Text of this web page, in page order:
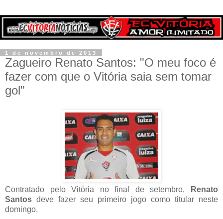
1 de novembro de 2013
Zagueiro Renato Santos: "O meu foco é
fazer com que o Vitória saia sem tomar
gol"
Contratado pelo Vitória no final de setembro, Renato
Santos deve fazer seu primeiro jogo como titular neste
domingo.